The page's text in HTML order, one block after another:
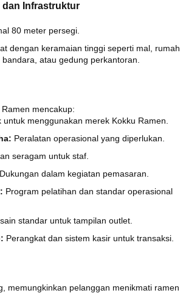
dan Infrastruktur
80 meter persegi.
dengan keramaian tinggi seperti mal, rumah
atau gedung perkantoran.
mencakup:
untuk menggunakan merek Kokku Ramen.
Peralatan operasional yang diperlukan.
seragam untuk staf.
Dukungan dalam kegiatan pemasaran.
Program pelatihan dan standar operasional
standar untuk tampilan outlet.
Perangkat dan sistem kasir untuk transaksi.
memungkinkan pelanggan menikmati ramen